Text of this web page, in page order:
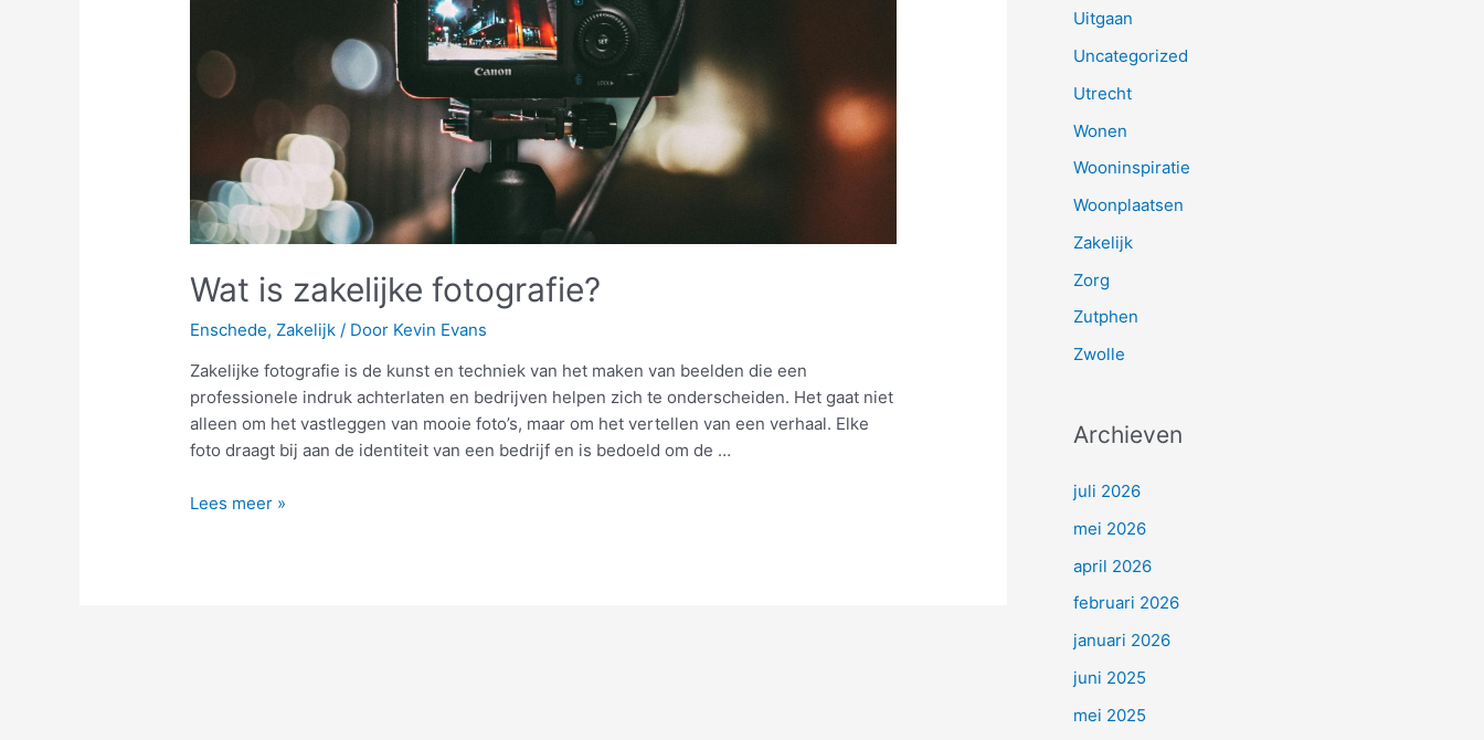
Wat is zakelijke fotografie?
Enschede,Zakelijk / Door Kevin Evans
Zakelijke fotografie is de kunst en techniek van het maken van beelden die een
professionele indruk achterlaten en bedrijven helpen zich te onderscheiden. Het gaat niet
alleen om het vastleggen van mooie foto’s, maar om het vertellen van een verhaal. Elke
foto draagt bij aan de identiteit van een bedrijf en is bedoeld om de …
Wat
Lees meer »
Uitgaan
Uncategorized
Utrecht
Wonen
Wooninspiratie
Woonplaatsen
Zakelijk
Zorg
Zutphen
Zwolle
Archieven
juli 2026
mei 2026
april 2026
februari 2026
januari 2026
juni 2025
mei 2025